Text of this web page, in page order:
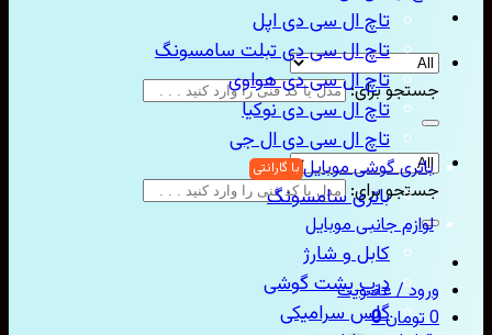
جستجو برای:
جستجو برای:
ورود / عضویت
تومان0
تاچ ال سی دی اپل
تاچ ال سی دی تبلت سامسونگ
تاچ ال سی دی هواوی
تاچ ال سی دی نوکیا
تاچ ال سی دی ال جی
باتری گوشی موبایل
باتری سامسونگ
لوازم جانبی موبایل
کابل و شارژ
درب پشت گوشی
گلس سرامیکی